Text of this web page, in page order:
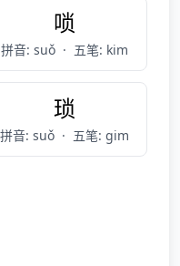
唢
拼音: suǒ · 五笔: kim
琐
拼音: suǒ · 五笔: gim